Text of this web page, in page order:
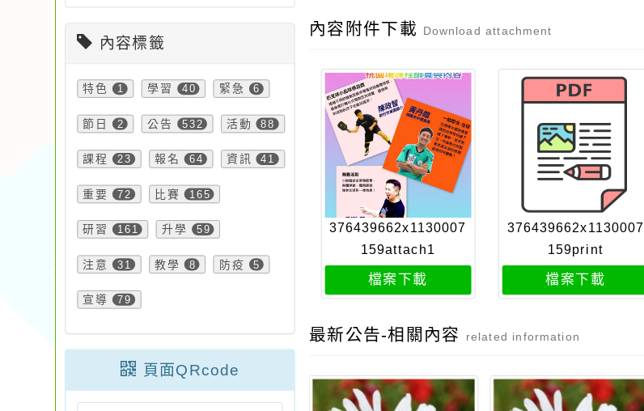
內容標籤
特色 1 學習 40 緊急 6
節日 2 公告 532 活動 88
課程 23 報名 64 資訊 41
重要 72 比賽 165
研習 161 升學 59
注意 31 教學 8 防疫 5
宣導 79
頁面QRcode
內容附件下載 Download attachment
376439662x1130007
159attach1
檔案下載
376439662x1130007
159print
檔案下載
最新公告-相關內容 related information